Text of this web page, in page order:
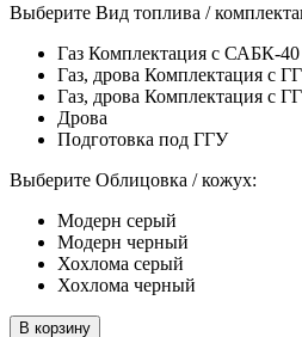
Выберите Вид топлива /
Газ Комплектация с САБК-40
Газ, дрова Комплектация с
Газ, дрова Комплектация с
Дрова
Подготовка под ГГУ
Выберите Облицовка / кожух:
Модерн серый
Модерн черный
Хохлома серый
Хохлома черный
В корзину